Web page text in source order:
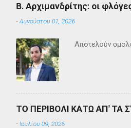
Β. Αρχιμανδρίτης: οι
-Αυγούστου 01, 2026
Αποτελούν
ΤΟ ΠΕΡΙΒΟΛΙ ΚΑΤΩ ΑΠ' ΤΑ
- Ιουλίου 09, 2026